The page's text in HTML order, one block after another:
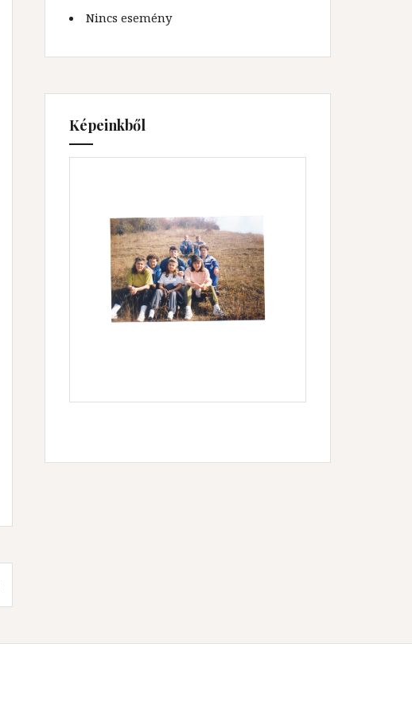
Nincs esemény
Képeinkből